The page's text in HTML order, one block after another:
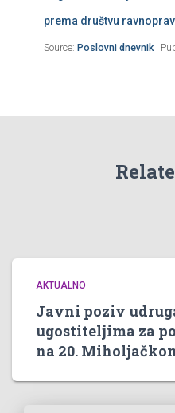
prema društvu
Source: Poslovni dnevnik
AKTUALNO
Javni poziv
ugostiteljima za
na 20.